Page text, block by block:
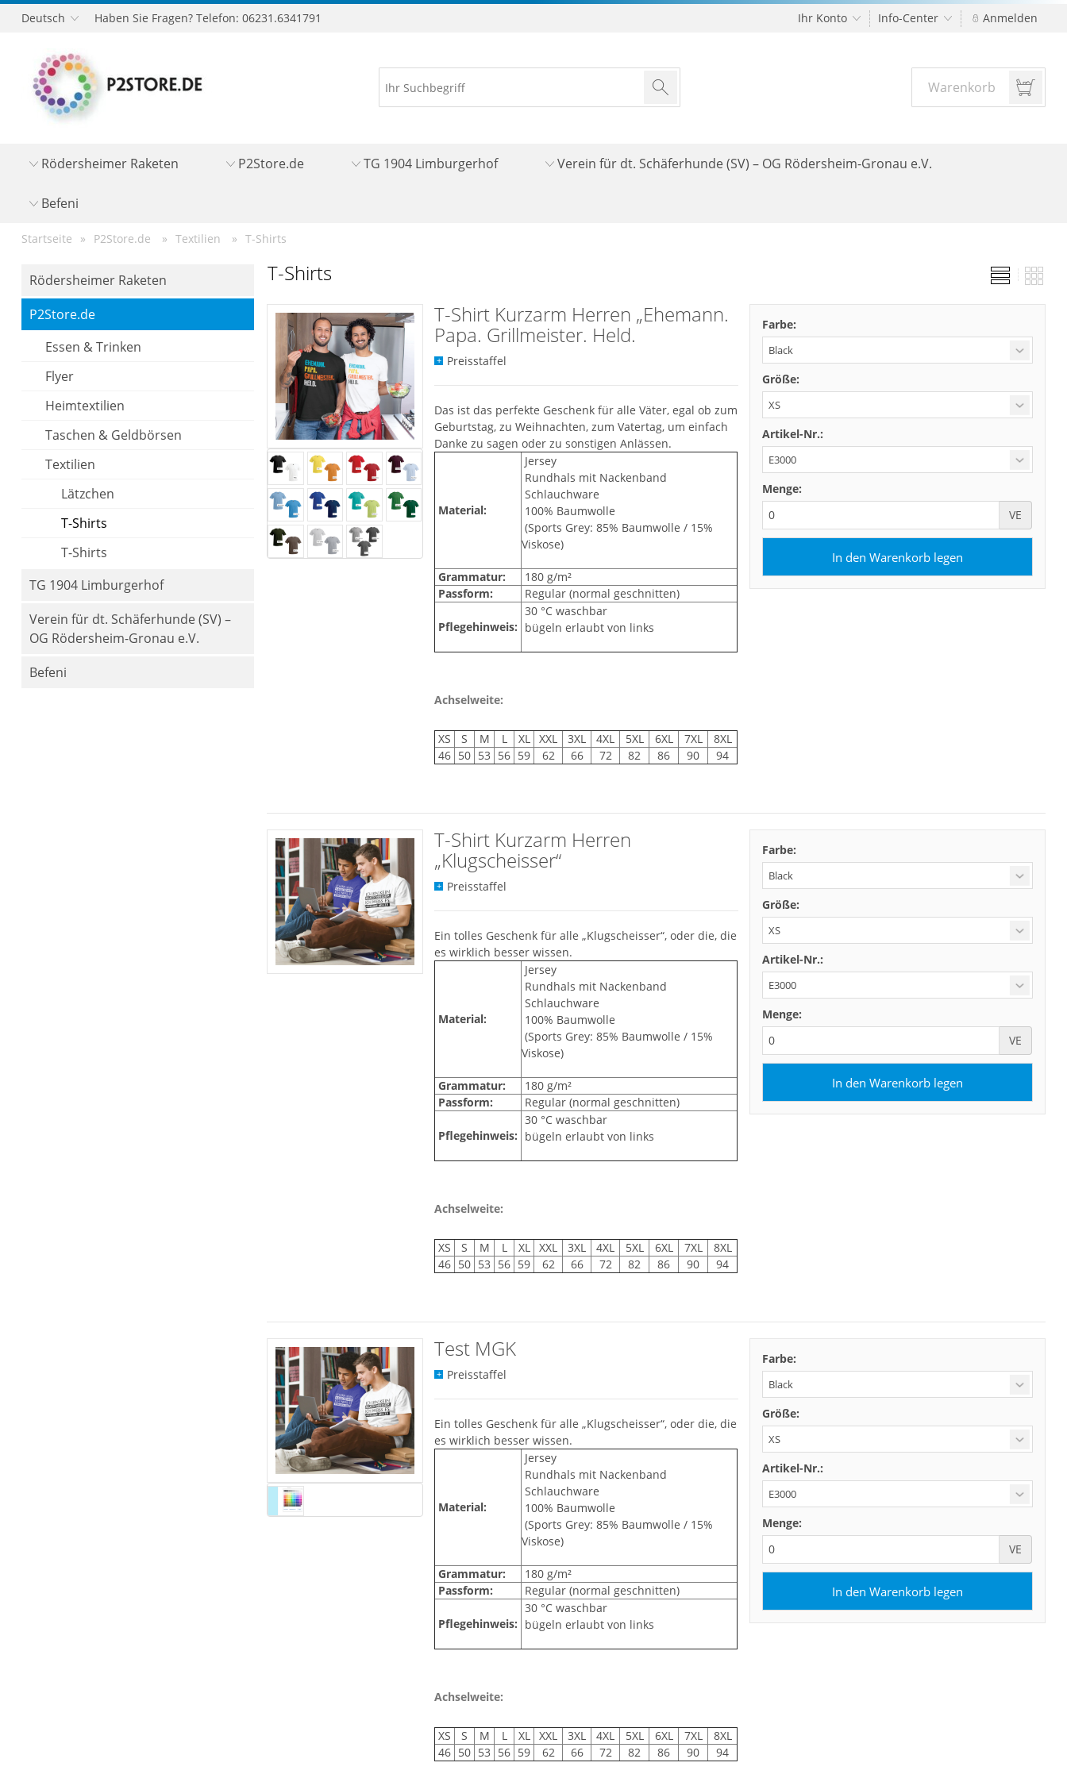
Deutsch Haben Sie Fragen? Telefon: 06231.6341791 Ihr Konto Info-Center Anmelden
Warenkorb
Rödersheimer Raketen P2Store.de TG 1904 Limburgerhof Verein für dt. Schäferhunde (SV) – OG Rödersheim-Gronau e.V.
Befeni
Startseite P2Store.de Textilien T-Shirts
T-Shirts
Rödersheimer Raketen
P2Store.de
Essen & Trinken
Flyer
Heimtextilien
Taschen & Geldbörsen
Textilien
Lätzchen
T-Shirts
T-Shirts
TG 1904 Limburgerhof
Verein für dt. Schäferhunde (SV) –
OG Rödersheim-Gronau e.V.
Befeni
T-Shirt Kurzarm Herren „Ehemann.
Papa. Grillmeister. Held.
Preisstaffel
Das ist das perfekte Geschenk für alle Väter, egal ob zum
Geburtstag, zu Weihnachten, zum Vatertag, um einfach
Danke zu sagen oder zu sonstigen Anlässen.
Material:
Jersey
Rundhals mit Nackenband
Schlauchware
100% Baumwolle
(Sports Grey: 85% Baumwolle / 15%
Viskose)
Grammatur:
180 g/m²
Passform:
Regular (normal geschnitten)
Pflegehinweis:
30 °C waschbar
bügeln erlaubt von links
Achselweite:
XS S M L XL XXL 3XL 4XL 5XL 6XL 7XL
8XL
46 50 53 56 59 62 66 72 82 86 90 94
Farbe:
Größe:
Artikel-Nr.:
Menge:
VE
T-Shirt Kurzarm Herren
„Klugscheisser“
Preisstaffel
Ein tolles Geschenk für alle „Klugscheisser“, oder die, die
es wirklich besser wissen.
Material:
Jersey
Rundhals mit Nackenband
Schlauchware
100% Baumwolle
(Sports Grey: 85% Baumwolle / 15%
Viskose)
Grammatur:
180 g/m²
Passform:
Regular (normal geschnitten)
Pflegehinweis:
30 °C waschbar
bügeln erlaubt von links
Achselweite:
XS S M L XL XXL 3XL 4XL 5XL 6XL 7XL
8XL
46 50 53 56 59 62 66 72 82 86 90 94
Farbe:
Größe:
Artikel-Nr.:
Menge:
VE
Test MGK
Preisstaffel
Ein tolles Geschenk für alle „Klugscheisser“, oder die, die
es wirklich besser wissen.
Material:
Jersey
Rundhals mit Nackenband
Schlauchware
100% Baumwolle
(Sports Grey: 85% Baumwolle / 15%
Viskose)
Grammatur:
180 g/m²
Passform:
Regular (normal geschnitten)
Pflegehinweis:
30 °C waschbar
bügeln erlaubt von links
Achselweite:
XS S M L XL XXL 3XL 4XL 5XL 6XL 7XL
8XL
46 50 53 56 59 62 66 72 82 86 90 94
Farbe:
Größe:
Artikel-Nr.:
Menge:
VE